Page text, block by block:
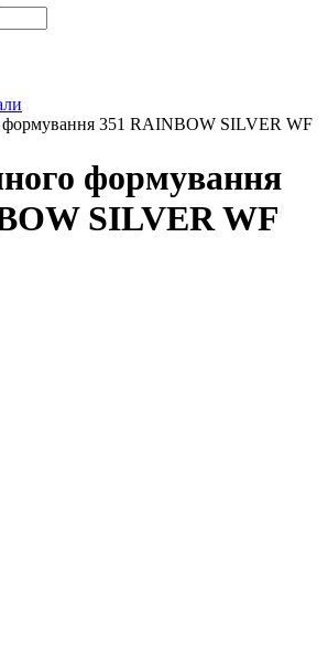
формування 351 RAINBOW SILVER WF
формування
SILVER WF